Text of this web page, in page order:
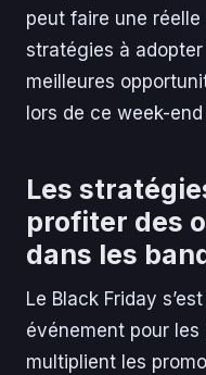
peut faire une
stratégies à
meilleures
lors de ce week-
Les
profiter des
dans les
Le Black Friday
événement pour
multiplient les